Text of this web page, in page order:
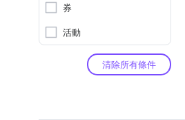
券
活動
清除所有條件